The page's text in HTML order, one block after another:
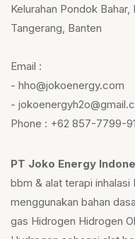
Kelurahan Pondok
Tangerang, Banten
Email :
- hho@jokoenergy.com
-
Phone : +62 857-7799-
PT Joko Energy
bbm & alat terapi
menggunakan bahan
gas Hidrogen Hidrogen